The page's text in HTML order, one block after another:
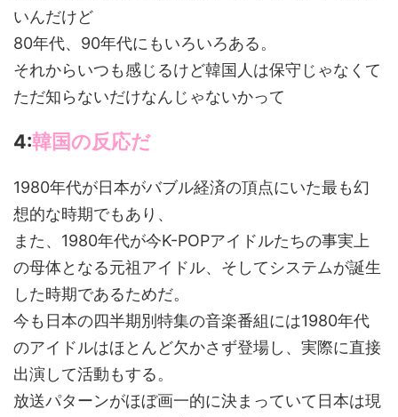
いんだけど
80年代、90年代にもいろいろある。
それからいつも感じるけど韓国人は保守じゃなくて
ただ知らないだけなんじゃないかって
4:韓国の反応だ
1980年代が日本がバブル経済の頂点にいた最も幻
想的な時期でもあり、
また、1980年代が今K-POPアイドルたちの事実上
の母体となる元祖アイドル、そしてシステムが誕生
した時期であるためだ。
今も日本の四半期別特集の音楽番組には1980年代
のアイドルはほとんど欠かさず登場し、実際に直接
出演して活動もする。
放送パターンがほぼ画一的に決まっていて日本は現